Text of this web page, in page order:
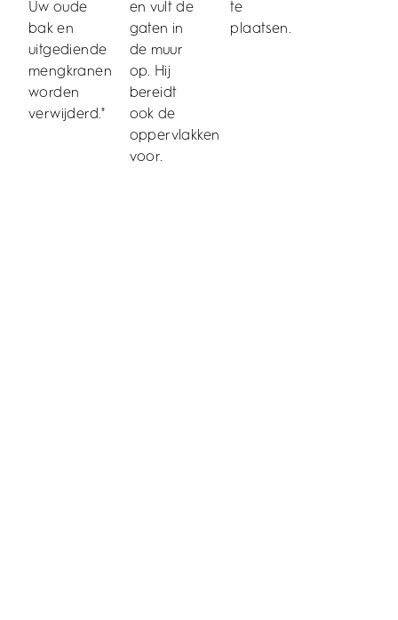
Uw oude
bak en
uitgediende
mengkranen
worden
verwijderd."
en vult de
gaten in
de muur
op. Hij
bereidt
ook de
oppervlakken
voor.
te
plaatsen.